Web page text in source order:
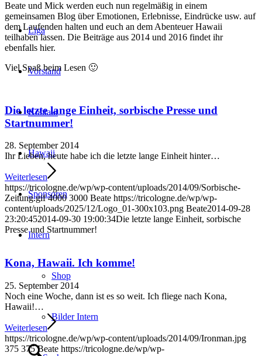
Liga
Vorstand
Kontakt
Hawaii
Sponsoren
Intern
Shop
Bilder Intern
Beate und Mick werden euch nun regelmäßig in einem
gemeinsamen Blog über Emotionen, Erlebnisse, Eindrücke usw. auf
dem Laufenden halten und euch an dem Abenteuer Hawaii
teilhaben lassen. Die Beiträge aus 2014 und 2016 findet ihr
ebenfalls hier.
Viel Spaß beim Lesen 🙂
Die letzte lange Einheit, sorbische Presse und
Startnummer!
28. September 2014
Ihr Lieben, heute habe ich die letzte lange Einheit hinter…
Weiterlesen
https://tricologne.de/wp/wp-content/uploads/2014/09/Sorbische-
Zeitung.gif 4000 3000 Beate https://tricologne.de/wp/wp-
content/uploads/2025/12/Logo_01-300x103.png Beate2014-09-28
23:20:452014-09-30 19:00:34Die letzte lange Einheit, sorbische
Presse und Startnummer!
Kona, Hawaii. Ich komme!
25. September 2014
Noch eine Woche, dann ist es so weit. Ich fliege nach Kona,
Hawaii!…
Weiterlesen
https://tricologne.de/wp/wp-content/uploads/2014/09/Ironman.jpg
375 375 Beate https://tricologne.de/wp/wp-